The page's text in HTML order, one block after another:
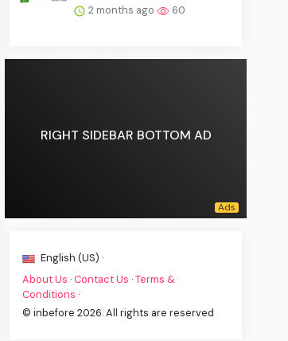
2 months ago 60
RIGHT SIDEBAR BOTTOM AD
English (US) ·
About Us · Contact Us ·Terms &
Conditions ·
© inbefore 2026. All rights are reserved